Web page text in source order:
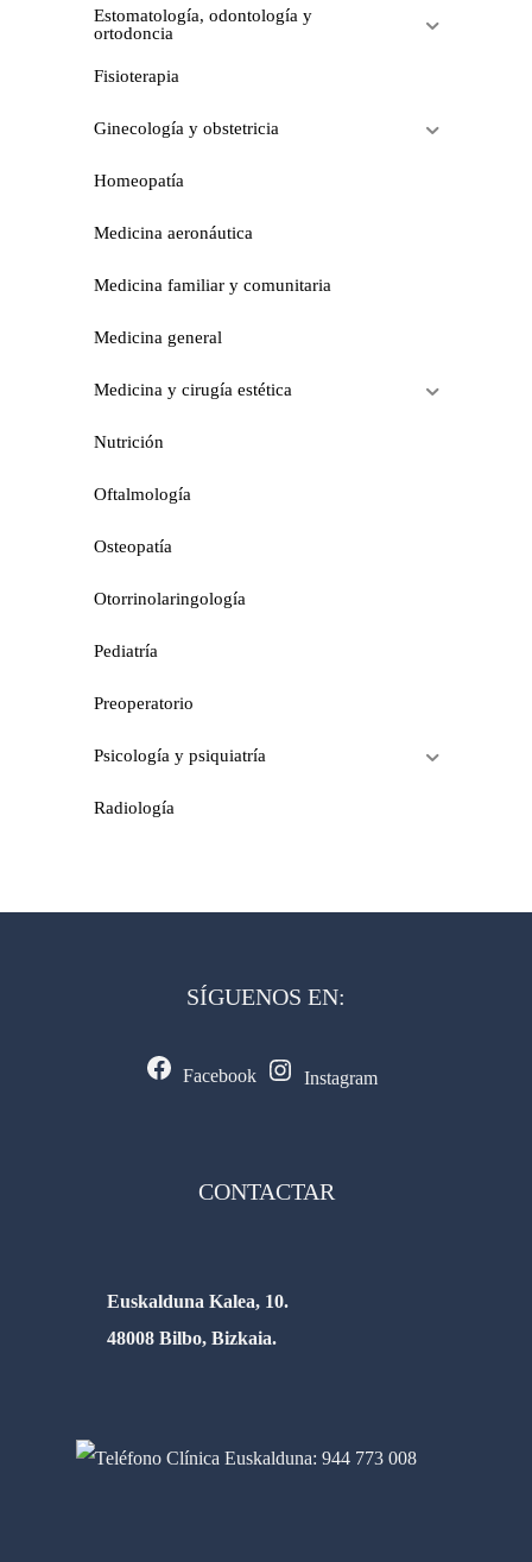
Estomatología, odontología y
ortodoncia
Fisioterapia
Ginecología y obstetricia
Homeopatía
Medicina aeronáutica
Medicina familiar y comunitaria
Medicina general
Medicina y cirugía estética
Nutrición
Oftalmología
Osteopatía
Otorrinolaringología
Pediatría
Preoperatorio
Psicología y psiquiatría
Radiología
SÍGUENOS EN:
Facebook Instagram
CONTACTAR
Euskalduna Kalea, 10.
48008 Bilbo, Bizkaia.